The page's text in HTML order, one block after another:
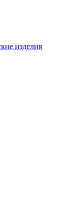
изделия